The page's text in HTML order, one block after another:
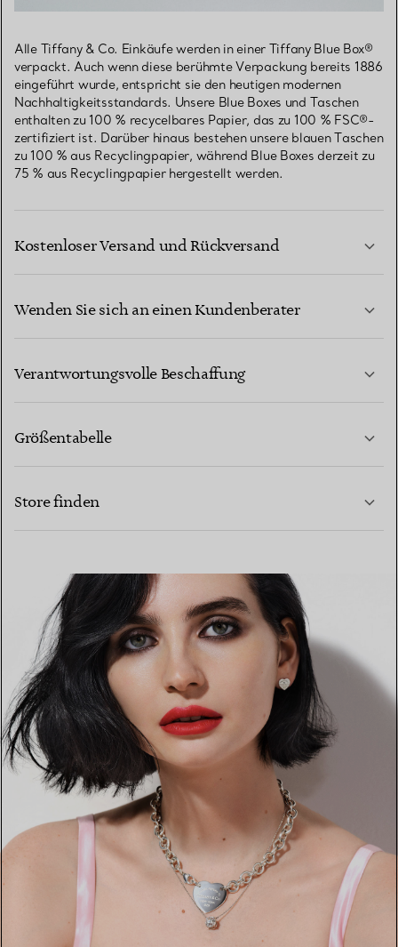
Alle Tiffany & Co. Einkäufe werden in einer Tiffany Blue Box®
verpackt. Auch wenn diese berühmte Verpackung bereits 1886
eingeführt wurde, entspricht sie den heutigen modernen
Nachhaltigkeitsstandards. Unsere Blue Boxes und Taschen
enthalten zu 100 % recycelbares Papier, das zu 100 % FSC®-
zertifiziert ist. Darüber hinaus bestehen unsere blauen Taschen
zu 100 % aus Recyclingpapier, während Blue Boxes derzeit zu
75 % aus Recyclingpapier hergestellt werden.
Kostenloser Versand und Rückversand
Wenden Sie sich an einen Kundenberater
Verantwortungsvolle Beschaffung
Größentabelle
Store finden
EINEN STORE IN IHRER NÄHE FINDEN